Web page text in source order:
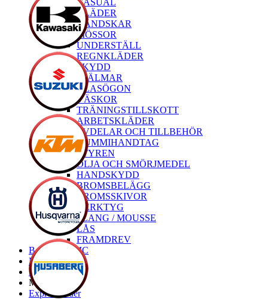
CASUAL
KLÄDER
HANDSKAR
MÖSSOR
UNDERSTÄLL
REGNKLÄDER
SKYDD
HJÄLMAR
GLASÖGON
VÄSKOR
TRÄNINGSTILLSKOTT
ARBETSKLÄDER
RESERVDELAR OCH TILLBEHÖR
GUMMIHANDTAG
STYREN
OLJA OCH SMÖRJMEDEL
HANDSKYDD
BROMSBELÄGG
BROMSSKIVOR
VERKTYG
SLANG / MOUSSE
LÅS
FRAMDREV
Begagnade MC
Nya MC
Brands
My Bike
Express order